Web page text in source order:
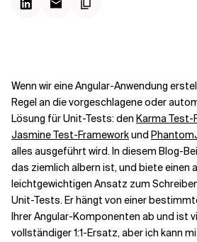
Wenn wir eine Angular-Anwendung
Regel an die vorgeschlagene oder
Lösung für Unit-Tests: den Karma Test-
Jasmine Test-Frameworkund
alles ausgeführt wird. In diesem Blog-
das ziemlich albern ist, und biete einen
leichtgewichtigen Ansatz zum
Unit-Tests. Er hängt von einer
Ihrer Angular-Komponenten ab und ist
vollständiger 1:1-Ersatz, aber ich kann